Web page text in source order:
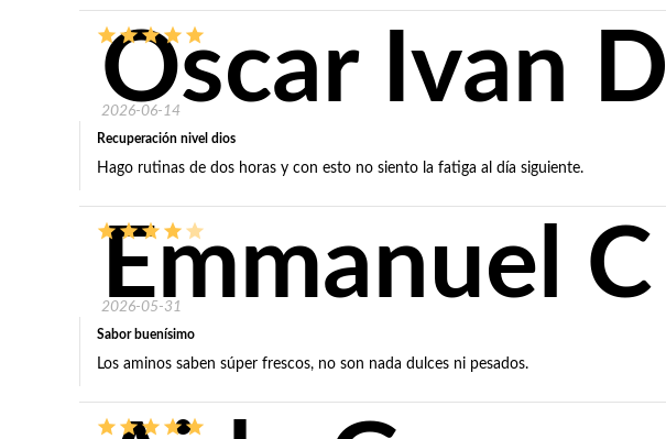
Oscar Ivan D
2026-06-14
Recuperación nivel dios
Hago rutinas de dos horas y con esto no siento la fatiga al día siguiente.
Emmanuel C
2026-05-31
Sabor buenísimo
Los aminos saben súper frescos, no son nada dulces ni pesados.